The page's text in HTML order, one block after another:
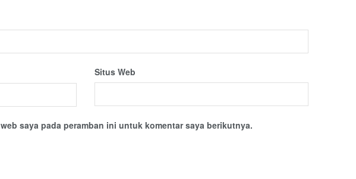
Situs Web
saya pada peramban ini untuk komentar saya berikutnya.